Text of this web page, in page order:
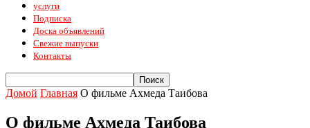
услуги
Подписка
Доска объявлений
Свежие выпуски
Контакты
Домой Главная О фильме Ахмеда Таибова
О фильме Ахмеда Таибова